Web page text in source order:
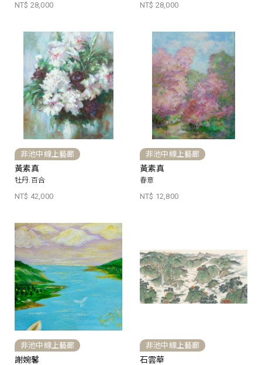
NT$ 28,000 NT$ 28,000
非池中線上藝廊
黃素真
牡丹.百合
NT$ 42,000
非池中線上藝廊
黃素真
春意
NT$ 12,800
非池中線上藝廊
謝婉馨
非池中線上藝廊
石雲華